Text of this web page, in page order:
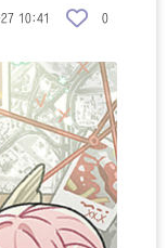
10:41 0